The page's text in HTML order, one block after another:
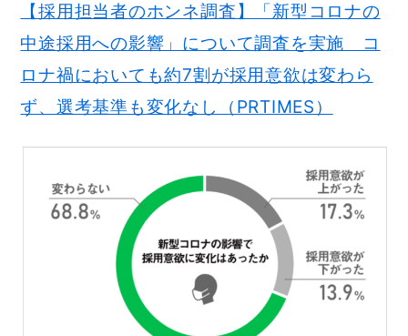
【採用担当者のホンネ調査】「新型コロナの
中途採用への影響」について調査を実施 コ
ロナ禍においても約7割が採用意欲は変わら
ず、選考基準も変化なし（PRTIMES）